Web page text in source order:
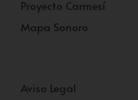
Proyecto Carmesí
Mapa Sonoro
Aviso Legal